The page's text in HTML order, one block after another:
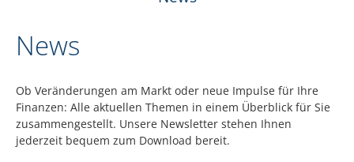
News
Ob Veränderungen am Markt oder neue Impulse für Ihre
Finanzen: Alle aktuellen Themen in einem Überblick für Sie
zusammengestellt. Unsere Newsletter stehen Ihnen
jederzeit bequem zum Download bereit.